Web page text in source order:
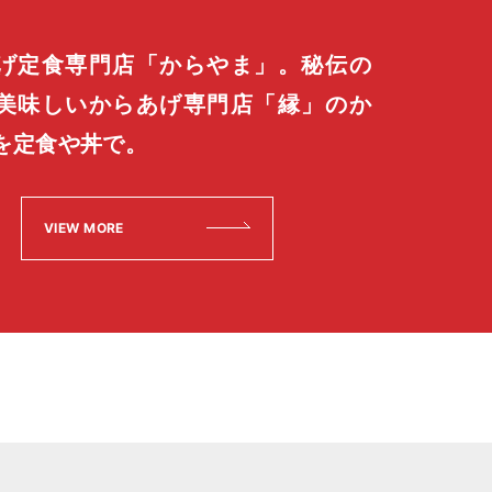
定食専門店「からやま」。秘伝の
味しいからあげ専門店「縁」のか
定食や丼で。
VIEW MORE